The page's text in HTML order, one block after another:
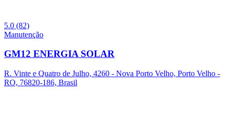
5.0 (82)
Manutenção
GM12 ENERGIA SOLAR
R. Vinte e Quatro de Julho, 4260 - Nova Porto Velho, Porto Velho -
RO, 76820-186, Brasil